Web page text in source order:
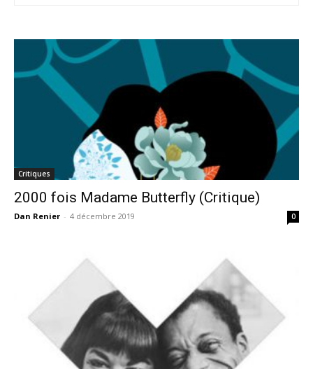
Critiques
2000 fois Madame Butterfly (Critique)
Dan Renier - 4 décembre 2019 0